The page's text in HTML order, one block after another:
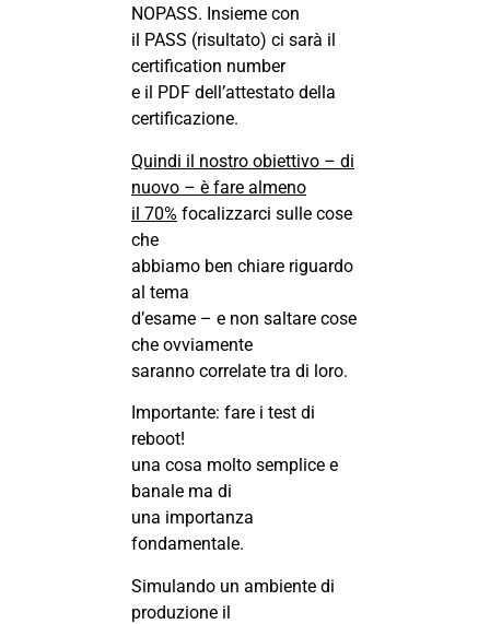
NOPASS. Insieme con
il PASS (risultato) ci sarà il
certification number
e il PDF dell’attestato della
certificazione.
Quindi il nostro obiettivo – di
nuovo – è fare almeno
il 70% focalizzarci sulle cose
che
abbiamo ben chiare riguardo
al tema
d’esame – e non saltare cose
che ovviamente
saranno correlate tra di loro.
Importante: fare i test di
reboot!
una cosa molto semplice e
banale ma di
una importanza
fondamentale.
Simulando un ambiente di
produzione il